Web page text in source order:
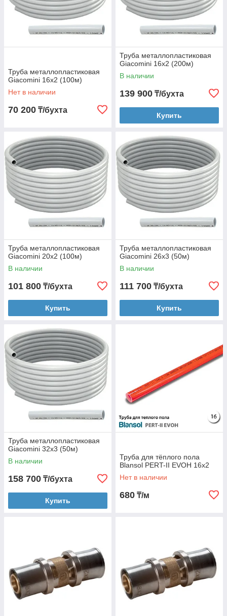
Труба металлопластиковая
Giacomini 16x2 (100м)
Нет в наличии
70 200 ₸/бухта
Труба металлопластиковая
Giacomini 16x2 (200м)
В наличии
139 900 ₸/бухта
Купить
Труба металлопластиковая
Giacomini 20x2 (100м)
В наличии
101 800 ₸/бухта
Купить
Труба металлопластиковая
Giacomini 26x3 (50м)
В наличии
111 700 ₸/бухта
Купить
Труба металлопластиковая
Giacomini 32x3 (50м)
В наличии
158 700 ₸/бухта
Купить
Труба для тёплого пола
Blansol PERT-II EVOH 16x2
Нет в наличии
680 ₸/м